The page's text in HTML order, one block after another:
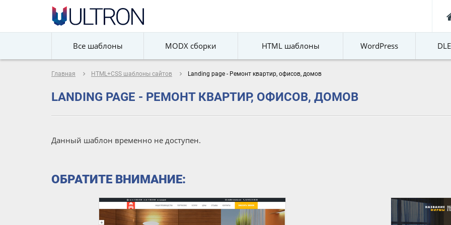
Все шаблоны MODX сборки HTML шаблоны WordPress
Главная navigate_next HTML+CSS шаблоны сайтов navigate_next Landing page - Ремонт квартир, офисов, домов
LANDING PAGE - РЕМОНТ КВАРТИР, ОФИСОВ, ДОМОВ
Данный шаблон временно не доступен.
ОБРАТИТЕ ВНИМАНИЕ: